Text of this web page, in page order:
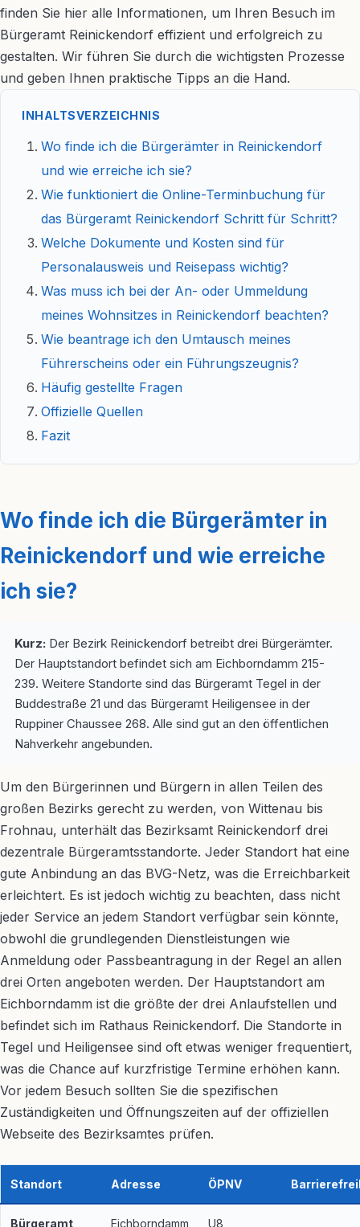
finden Sie hier alle Informationen, um Ihren Besuch im
Bürgeramt Reinickendorf effizient und erfolgreich zu
gestalten. Wir führen Sie durch die wichtigsten Prozesse
und geben Ihnen praktische Tipps an die Hand.
INHALTSVERZEICHNIS
Wo finde ich die Bürgerämter in Reinickendorf
und wie erreiche ich sie?
Wie funktioniert die Online-Terminbuchung für
das Bürgeramt Reinickendorf Schritt für Schritt?
Welche Dokumente und Kosten sind für
Personalausweis und Reisepass wichtig?
Was muss ich bei der An- oder Ummeldung
meines Wohnsitzes in Reinickendorf beachten?
Wie beantrage ich den Umtausch meines
Führerscheins oder ein Führungszeugnis?
Häufig gestellte Fragen
Offizielle Quellen
Fazit
Wo finde ich die Bürgerämter in
Reinickendorf und wie erreiche
ich sie?
Kurz: Der Bezirk Reinickendorf betreibt drei Bürgerämter.
Der Hauptstandort befindet sich am Eichborndamm 215-
239. Weitere Standorte sind das Bürgeramt Tegel in der
Buddestraße 21 und das Bürgeramt Heiligensee in der
Ruppiner Chaussee 268. Alle sind gut an den öffentlichen
Nahverkehr angebunden.
Um den Bürgerinnen und Bürgern in allen Teilen des
großen Bezirks gerecht zu werden, von Wittenau bis
Frohnau, unterhält das Bezirksamt Reinickendorf drei
dezentrale Bürgeramtsstandorte. Jeder Standort hat eine
gute Anbindung an das BVG-Netz, was die Erreichbarkeit
erleichtert. Es ist jedoch wichtig zu beachten, dass nicht
jeder Service an jedem Standort verfügbar sein könnte,
obwohl die grundlegenden Dienstleistungen wie
Anmeldung oder Passbeantragung in der Regel an allen
drei Orten angeboten werden. Der Hauptstandort am
Eichborndamm ist die größte der drei Anlaufstellen und
befindet sich im Rathaus Reinickendorf. Die Standorte in
Tegel und Heiligensee sind oft etwas weniger frequentiert,
was die Chance auf kurzfristige Termine erhöhen kann.
Vor jedem Besuch sollten Sie die spezifischen
Zuständigkeiten und Öffnungszeiten auf der offiziellen
Webseite des Bezirksamtes prüfen.
Standort Adresse ÖPNV
Bürgeramt Eichborndamm U8